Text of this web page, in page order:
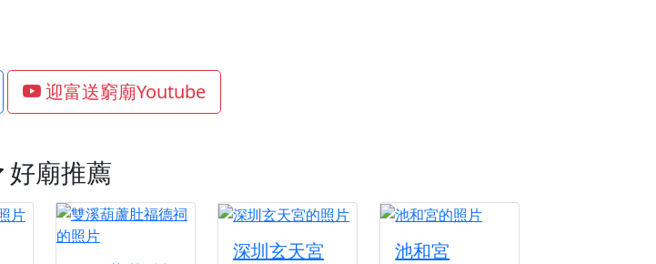
迎富送窮廟Youtube
好廟推薦
深圳玄天宮 池和宮